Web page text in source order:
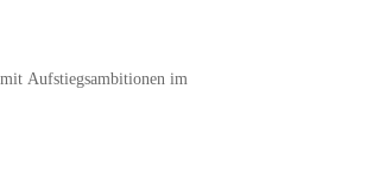
Aufstiegsambitionen im